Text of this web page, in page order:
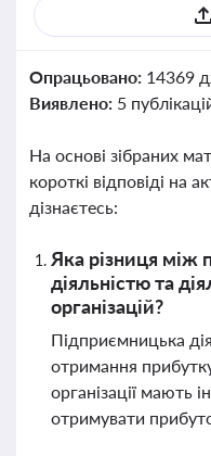
Опрацьовано: 14369
Виявлено: 5
На основі зібраних
короткі відповіді на
дізнаєтесь:
Яка різниця між
діяльністю та
організацій?
Підприємницька
отримання
організації мають
отримувати